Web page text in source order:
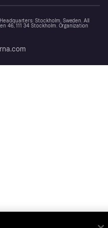
Stockholm, Sweden. All
46, 111 34 Stockholm. Organization